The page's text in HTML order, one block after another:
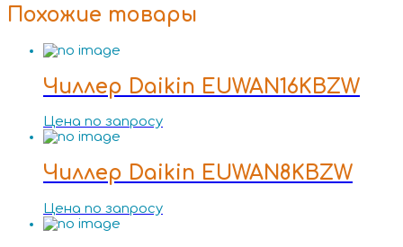
Похожие товары
Чиллер Daikin EUWAN16KBZW
Цена по запросу
Чиллер Daikin EUWAN8KBZW
Цена по запросу